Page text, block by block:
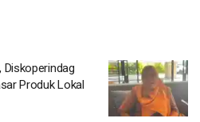
Diskoperindag
Produk Lokal